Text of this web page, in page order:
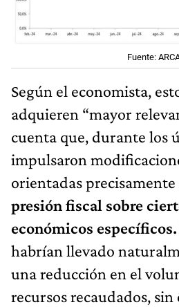
Fuente:
Según el economista,
adquieren “mayor
cuenta que, durante los
impulsaron
orientadas precisamente
presión fiscal sobre
económicos específicos.
habrían llevado
una reducción en el
recursos recaudados,